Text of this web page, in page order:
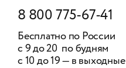
8 800 775-67-41
Бесплатно по России
с 9 до 20 по будням
с 10 до 19 — в выходные